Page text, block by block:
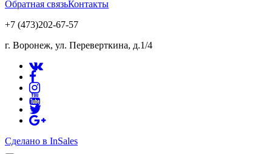
Обратная связьКонтакты
+7 (473)202-67-57
г. Воронеж, ул. Переверткина, д.1/4
Сделано в InSales